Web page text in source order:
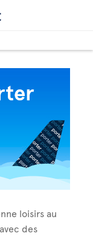
loisirs au
des